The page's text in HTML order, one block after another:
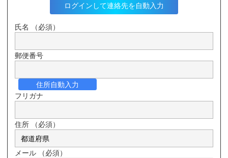
ログインして連絡先を自動入力
氏名 （必須）
郵便番号
住所自動入力
フリガナ
住所 （必須）
メール （必須）